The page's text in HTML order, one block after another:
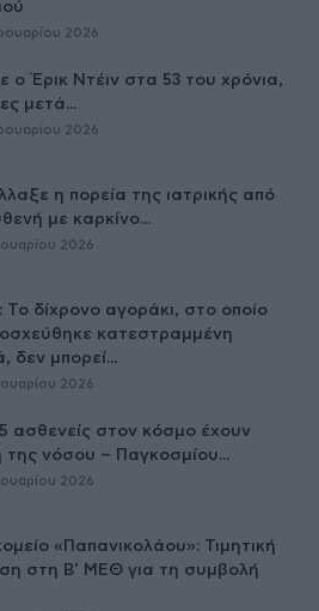
2026
ο Έρικ Ντέιν στα 53 του χρόνια,
μετά...
2026
η πορεία της ιατρικής από
με καρκίνο...
2026
Το δίχρονο αγοράκι, στο οποίο
κατεστραμμένη
δεν μπορεί...
2026
ασθενείς στον κόσμο έχουν
της νόσου – Παγκοσμίου...
2026
«Παπανικολάου»: Τιμητική
στη Β’ ΜΕΘ για τη συμβολή